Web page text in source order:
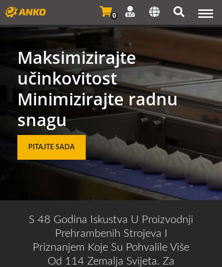
0
Maksimizirajte
učinkovitost
Minimizirajte radnu
snagu
PITAJTE SADA
S 48 Godina Iskustva U Proizvodnji
Prehrambenih Strojeva I
Priznanjem Koje Su Pohvalile Više
Od 114 Zemalja Svijeta. Za